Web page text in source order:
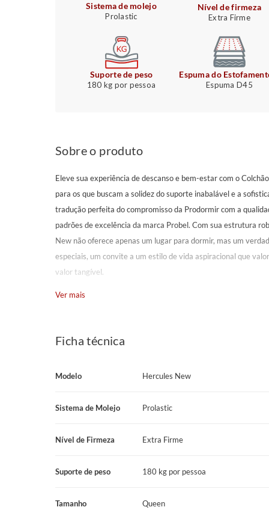
Sistema de molejo
Prolastic
Nível de firmeza
Extra Firme
Suporte de peso
180 kg por pessoa
Espuma do
Espuma D45
Sobre o produto
Eleve sua experiência de descanso e bem-estar com o
para os que buscam a solidez do suporte inabalável e a
tradução perfeita do compromisso da Prodormir com a
padrões de excelência da marca Probel. Com sua estrutura
New não oferece apenas um lugar para dormir, mas um
especiais, um convite a um estilo de vida aspiracional que
valor tangível.
Gramatura Tecido: 280 g/m²
Espuma do Estofamento 1: Espuma D45
Sistema de Molejo: Prolastic
Nível de Firmeza: Extra Firme
Manutenção: No turn
Ver mais
Ficha técnica
Modelo Hercules New
Sistema de Molejo Prolastic
Nível de Firmeza Extra Firme
Suporte de peso 180 kg por pessoa
Tamanho Queen